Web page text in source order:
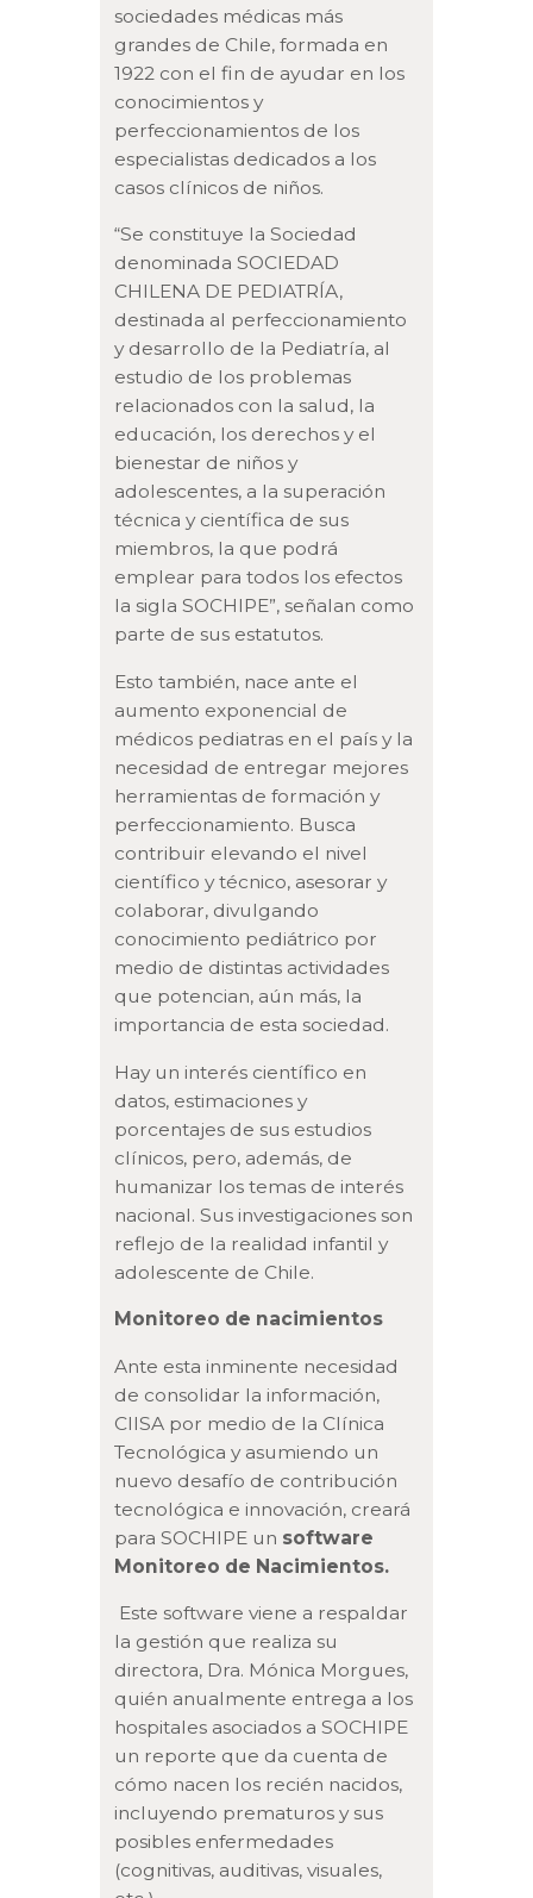
sociedades médicas más
grandes de Chile, formada en
1922 con el fin de ayudar en los
conocimientos y
perfeccionamientos de los
especialistas dedicados a los
casos clínicos de niños.
“Se constituye la Sociedad
denominada SOCIEDAD
CHILENA DE PEDIATRÍA,
destinada al perfeccionamiento
y desarrollo de la Pediatría, al
estudio de los problemas
relacionados con la salud, la
educación, los derechos y el
bienestar de niños y
adolescentes, a la superación
técnica y científica de sus
miembros, la que podrá
emplear para todos los efectos
la sigla SOCHIPE”, señalan como
parte de sus estatutos.
Esto también, nace ante el
aumento exponencial de
médicos pediatras en el país y la
necesidad de entregar mejores
herramientas de formación y
perfeccionamiento. Busca
contribuir elevando el nivel
científico y técnico, asesorar y
colaborar, divulgando
conocimiento pediátrico por
medio de distintas actividades
que potencian, aún más, la
importancia de esta sociedad.
Hay un interés científico en
datos, estimaciones y
porcentajes de sus estudios
clínicos, pero, además, de
humanizar los temas de interés
nacional. Sus investigaciones son
reflejo de la realidad infantil y
adolescente de Chile.
Monitoreo de nacimientos
Ante esta inminente necesidad
de consolidar la información,
CIISA por medio de la Clínica
Tecnológica y asumiendo un
nuevo desafío de contribución
tecnológica e innovación, creará
para SOCHIPE un software
Monitoreo de Nacimientos.
Este software viene a respaldar
la gestión que realiza su
directora, Dra. Mónica Morgues,
quién anualmente entrega a los
hospitales asociados a SOCHIPE
un reporte que da cuenta de
cómo nacen los recién nacidos,
incluyendo prematuros y sus
posibles enfermedades
(cognitivas, auditivas, visuales,